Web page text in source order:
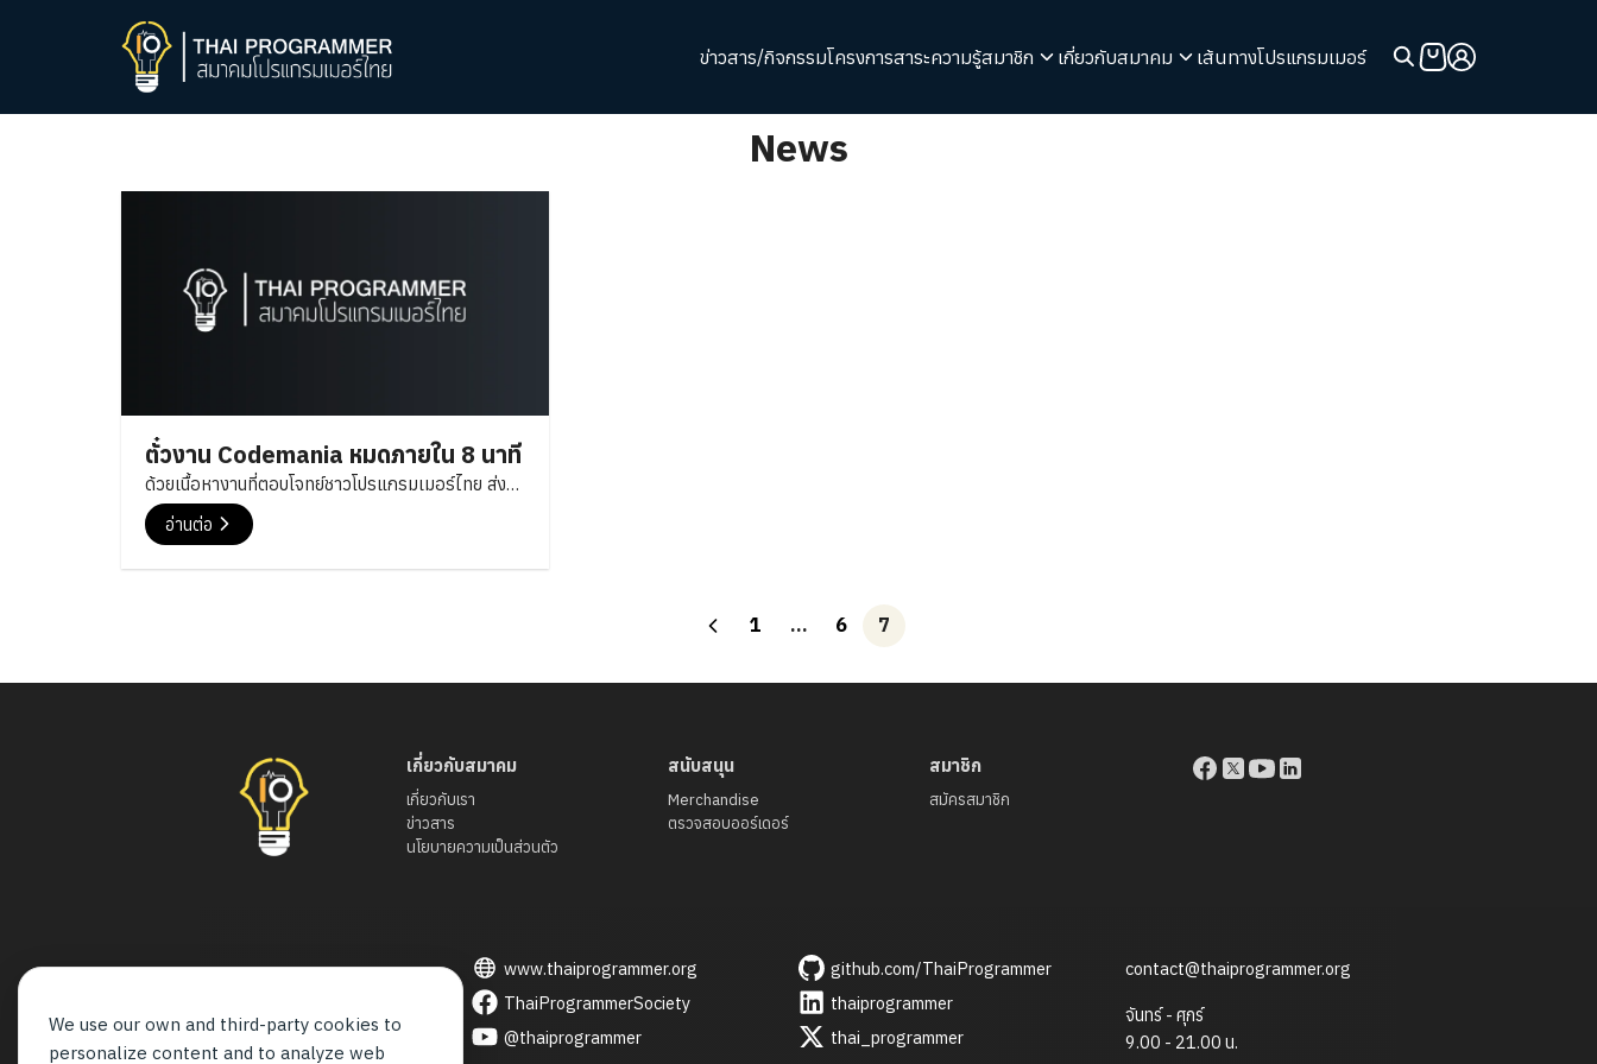
ข่าวสาร/กิจกรรมโครงการสาระความรู้สมาชิก เกี่ยวกับสมาคม เส้นทางโปรแกรมเมอร์
News
ตั๋วงาน Codemania หมดภายใน 8 นาที
ด้วยเนื้อหางานที่ตอบโจทย์ชาวโปรแกรมเมอร์ไทย ส่ง
ผลให้ตั๋วงานที่เปิดให้จองกันตอน วันที่ 10/10 เวลา
10:10 หมดภายใน 8 นาที !! ทางทีมงานหวังว่างานนี้จะ
ก่อใหเกิดการรวมกลุ่มของโปรแกรมเมอร์และสายงานที่
อ่านต่อ
1 … 6 7
เกี่ยวกับสมาคม
เกี่ยวกับเรา
ข่าวสาร
นโยบายความเป็นส่วนตัว
สนับสนุน
Merchandise
ตรวจสอบออร์เดอร์
สมาชิก
สมัครสมาชิก
www.thaiprogrammer.org
ThaiProgrammerSociety
@thaiprogrammer
github.com/ThaiProgrammer
thaiprogrammer
thai_programmer
contact@thaiprogrammer.org
จันทร์ - ศุกร์
9.00 - 21.00 น.
We use our own and third-party cookies to
personalize content and to analyze web